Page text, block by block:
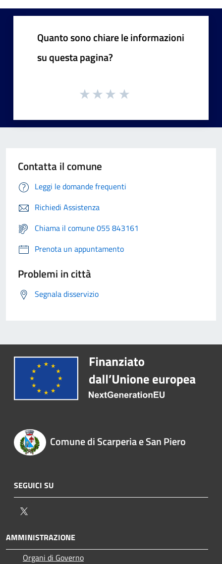
Quanto sono chiare le informazioni
su questa pagina?
Contatta il comune
Leggi le domande frequenti
Richiedi Assistenza
Chiama il comune 055 843161
Prenota un appuntamento
Problemi in città
Segnala disservizio
Comune di Scarperia e San Piero
SEGUICI SU
AMMINISTRAZIONE
Organi di Governo